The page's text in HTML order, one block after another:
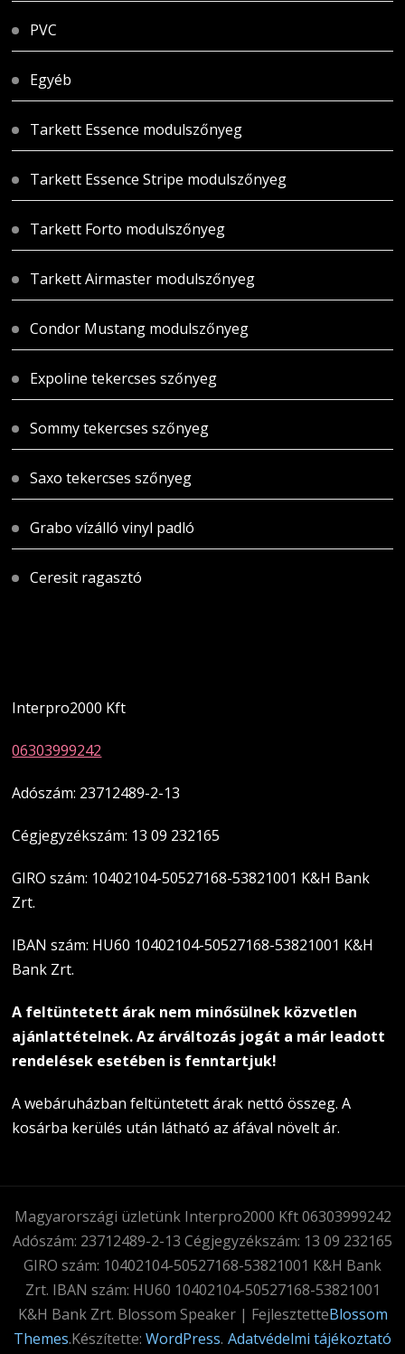
PVC
Egyéb
Tarkett Essence modulszőnyeg
Tarkett Essence Stripe modulszőnyeg
Tarkett Forto modulszőnyeg
Tarkett Airmaster modulszőnyeg
Condor Mustang modulszőnyeg
Expoline tekercses szőnyeg
Sommy tekercses szőnyeg
Saxo tekercses szőnyeg
Grabo vízálló vinyl padló
Ceresit ragasztó
Interpro2000 Kft
06303999242
Adószám: 23712489-2-13
Cégjegyzékszám: 13 09 232165
GIRO szám: 10402104-50527168-53821001 K&H Bank
Zrt.
IBAN szám: HU60 10402104-50527168-53821001 K&H
Bank Zrt.
A feltüntetett árak nem minősülnek közvetlen
ajánlattételnek. Az árváltozás jogát a már leadott
rendelések esetében is fenntartjuk!
A webáruházban feltüntetett árak nettó összeg. A
kosárba kerülés után látható az áfával növelt ár.
Magyarországi üzletünk Interpro2000 Kft 06303999242
Adószám: 23712489-2-13 Cégjegyzékszám: 13 09 232165
GIRO szám: 10402104-50527168-53821001 K&H Bank
Zrt. IBAN szám: HU60 10402104-50527168-53821001
K&H Bank Zrt. Blossom Speaker | FejlesztetteBlossom
Themes.Készítette: WordPress. Adatvédelmi tájékoztató